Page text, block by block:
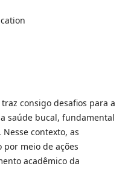
consigo desafios para a
saúde bucal, fundamental
contexto, as
meio de ações
acadêmico da